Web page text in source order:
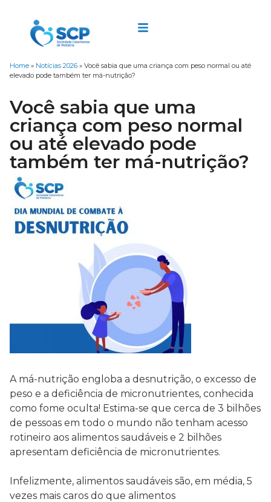
Home » Notícias 2026 » Você sabia que uma criança com peso normal ou até
elevado pode também ter má-nutrição?
Você sabia que uma
criança com peso normal
ou até elevado pode
também ter má-nutrição?
A má-nutrição engloba a desnutrição, o excesso de
peso e a deficiência de micronutrientes, conhecida
como fome oculta! Estima-se que cerca de 3 bilhões
de pessoas em todo o mundo não tenham acesso
rotineiro aos alimentos saudáveis e 2 bilhões
apresentam deficiência de micronutrientes.
Infelizmente, alimentos saudáveis são, em média, 5
vezes mais caros do que alimentos